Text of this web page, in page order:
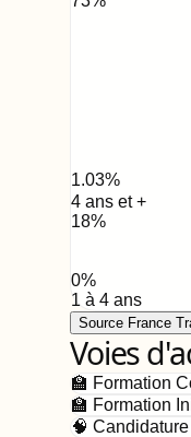
1.03%
4 ans et +
18%
0%
1 à 4 ans
Source France
Voies
🏫 Formation
🏫 Formation
🧠